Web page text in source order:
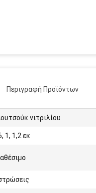
Περιγραφή Προϊόντων
νιτριλίου
1, 1,2 εκ